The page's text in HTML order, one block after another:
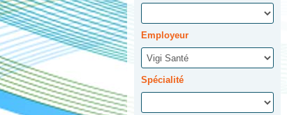
Employeur
Spécialité